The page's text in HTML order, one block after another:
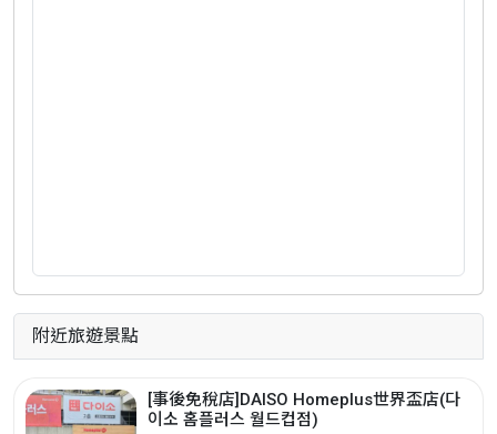
附近旅遊景點
[事後免稅店]DAISO Homeplus世界盃店(다
이소 홈플러스 월드컵점)